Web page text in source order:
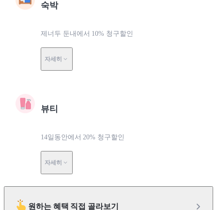
숙박
제너두 둔내에서 10% 청구할인
자세히
뷰티
14일동안에서 20% 청구할인
자세히
원하는 혜택 직접 골라보기